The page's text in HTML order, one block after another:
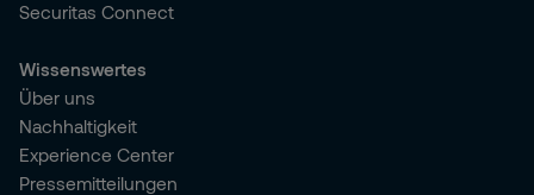
Securitas Connect
Wissenswertes
Über uns
Nachhaltigkeit
Experience Center
Pressemitteilungen